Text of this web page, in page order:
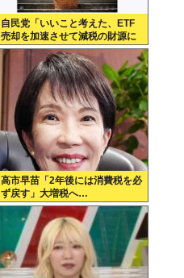
自民党「いいこと考えた、ETF
売却を加速させて減税の財源に
しよう」
高市早苗「2年後には消費税を必
ず戻す」大増税へ…